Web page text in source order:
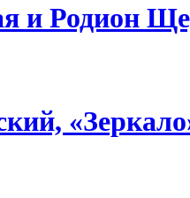
и Родион